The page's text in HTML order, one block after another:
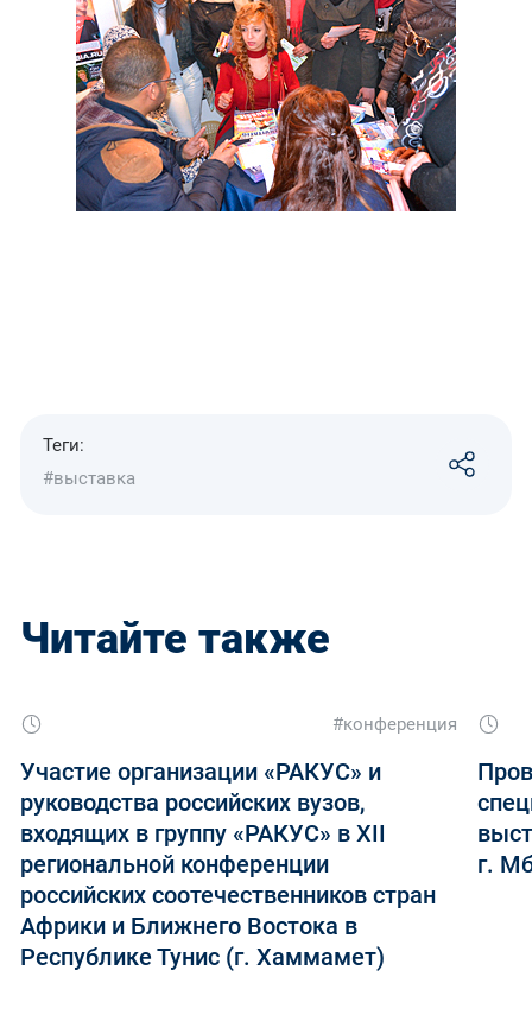
Теги:
#выставка
Читайте также
#конференция
Участие организации «РАКУС» и
руководства российских вузов,
входящих в группу «РАКУС» в XII
региональной конференции
российских соотечественников стран
Африки и Ближнего Востока в
Республике Тунис (г. Хаммамет)
г.